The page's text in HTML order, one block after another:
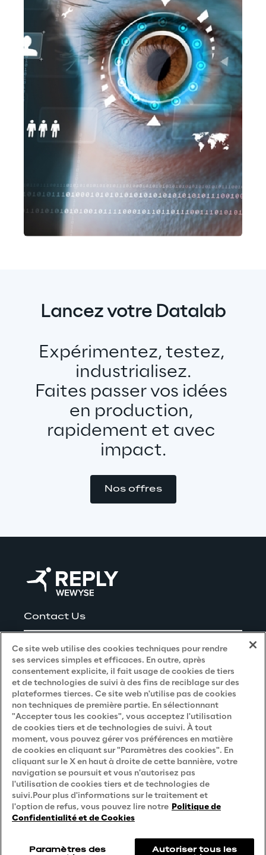
Lancez votre Datalab
Expérimentez, testez,
industrialisez.
Faites passer vos idées
en production,
rapidement et avec
impact.
Nos offres
Contact Us
Careers
Privacy and Legal
Privacy & Cookie Policy
Privacy Notice(Candidat)
Privacy Notice(Client)
Privacy Notice(Fournisseur)
Privacy Notice (Marketing)
Ce site web utilise des cookies techniques pour rendre
ses services simples et efficaces. En outre, après
consentement explicite, il fait usage de cookies de tiers
et de technologies de suivi à des fins de reciblage sur des
plateformes tierces. Ce site web n'utilise pas de cookies
non techniques de première partie. En sélectionnant
"Accepter tous les cookies", vous acceptez l'utilisation
de cookies tiers et de technologies de suivi. À tout
moment, vous pouvez gérer vos préférences en matière
de cookies en cliquant sur "Paramètres des cookies". En
cliquant sur le X en haut à droite de cette bannière, votre
navigation se poursuit et vous n'autorisez pas
l'utilisation de cookies tiers et de technologies de
suivi.Pour plus d'informations sur le traitement et
l'option de refus, vous pouvez lire notre Politique de
Confidentialité et de Cookies
Paramètres des
Autoriser tous les